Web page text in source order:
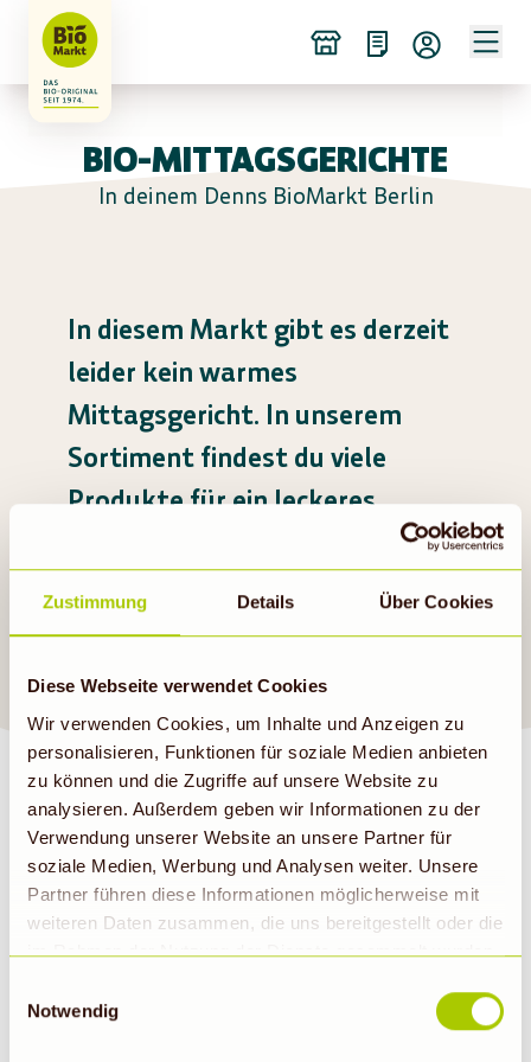
Zustimmung Details Über Cookies
Diese Webseite verwendet Cookies
Wir verwenden Cookies, um Inhalte und Anzeigen zu
personalisieren, Funktionen für soziale Medien anbieten
zu können und die Zugriffe auf unsere Website zu
analysieren. Außerdem geben wir Informationen zu der
Verwendung unserer Website an unsere Partner für
soziale Medien, Werbung und Analysen weiter. Unsere
Partner führen diese Informationen möglicherweise mit
weiteren Daten zusammen, die uns bereitgestellt oder die
im Rahmen der Nutzung der Dienste gesammelt wurden.
erhobenen Daten in den USA durch Google: Unsere
Notwendig
BIO-MITTAGSGERICHTE
In deinem Denns BioMarkt Berlin
In diesem Markt gibt es derzeit
leider kein warmes
Mittagsgericht. In unserem
Sortiment findest du viele
Produkte für ein leckeres
findest du auch in unseren
aktuellen Angeboten.
Guten Appetit!
BIOMARKT NEWSLETTER
E-Mail Abonnieren